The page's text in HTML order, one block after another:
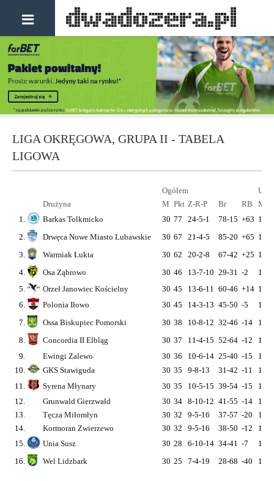
LIGA OKRĘGOWA, GRUPA II - TABELA
LIGOWA
Ogółem
U
Drużyna
M Pkt Z-R-P Br RB M
1.
Barkas Tolkmicko 30 77 24-5-1 78-15 +63 15
2.
Drwęca Nowe Miasto Lubawskie 30 67 21-4-5 85-20 +65 15
3.
Warmiak Łukta 30 62 20-2-8 67-42 +25 15
4.
Osa Ząbrowo 30 46 13-7-10 29-31 -2 15
5.
Orzeł Janowiec Kościelny 30 45 13-6-11 60-46 +14 15
6.
Polonia Iłowo 30 45 14-3-13 45-50 -5 15
7.
Ossa Biskupiec Pomorski 30 38 10-8-12 32-46 -14 15
8.
Concordia II Elbląg 30 37 11-4-15 52-64 -12 15
9.
Ewingi Zalewo 30 36 10-6-14 25-40 -15 15
10.
GKS Stawiguda 30 35 9-8-13 31-42 -11 15
11.
Syrena Młynary 30 35 10-5-15 39-54 -15 15
12.
Grunwald Gierzwałd 30 34 8-10-12 41-55 -14 15
13.
Tęcza Miłomłyn 30 32 9-5-16 37-57 -20 15
14.
Kormoran Zwierzewo 30 32 9-5-16 38-50 -12 15
15.
Unia Susz 30 28 6-10-14 34-41 -7 15
16.
Wel Lidzbark 30 25 7-4-19 28-68 -40 15